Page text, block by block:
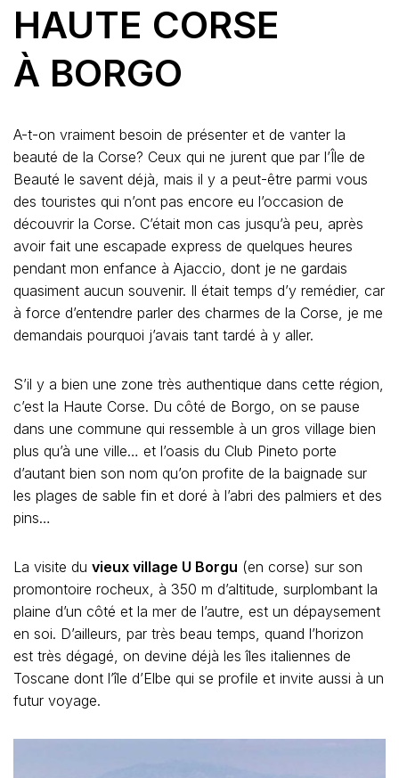
HAUTE CORSE
À BORGO
A-t-on vraiment besoin de présenter et de vanter la
beauté de la Corse? Ceux qui ne jurent que par l’Île de
Beauté le savent déjà, mais il y a peut-être parmi vous
des touristes qui n’ont pas encore eu l’occasion de
découvrir la Corse. C’était mon cas jusqu’à peu, après
avoir fait une escapade express de quelques heures
pendant mon enfance à Ajaccio, dont je ne gardais
quasiment aucun souvenir. Il était temps d’y remédier, car
à force d’entendre parler des charmes de la Corse, je me
demandais pourquoi j’avais tant tardé à y aller.
S’il y a bien une zone très authentique dans cette région,
c’est la Haute Corse. Du côté de Borgo, on se pause
dans une commune qui ressemble à un gros village bien
plus qu’à une ville… et l’oasis du Club Pineto porte
d’autant bien son nom qu’on profite de la baignade sur
les plages de sable fin et doré à l’abri des palmiers et des
pins…
La visite du vieux village U Borgu (en corse) sur son
promontoire rocheux, à 350 m d’altitude, surplombant la
plaine d’un côté et la mer de l’autre, est un dépaysement
en soi. D’ailleurs, par très beau temps, quand l’horizon
est très dégagé, on devine déjà les îles italiennes de
Toscane dont l’île d’Elbe qui se profile et invite aussi à un
futur voyage.